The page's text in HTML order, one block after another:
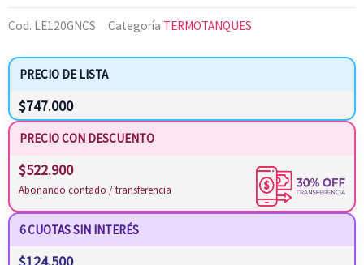
Cod. LE120GNCS Categoría TERMOTANQUES
PRECIO DE LISTA
$747.000
PRECIO CON DESCUENTO
$522.900
Abonando contado / transferencia
6 CUOTAS SIN INTERÉS
$124.500